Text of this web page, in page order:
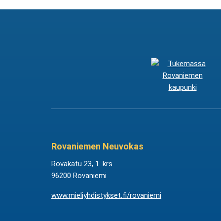
Rovaniemen Neuvokas
Rovakatu 23, 1. krs
96200 Rovaniemi
www.mieliyhdistykset.fi/rovaniemi